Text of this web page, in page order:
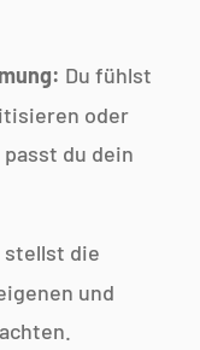
Du fühlst
oder
du dein
stellst die
und